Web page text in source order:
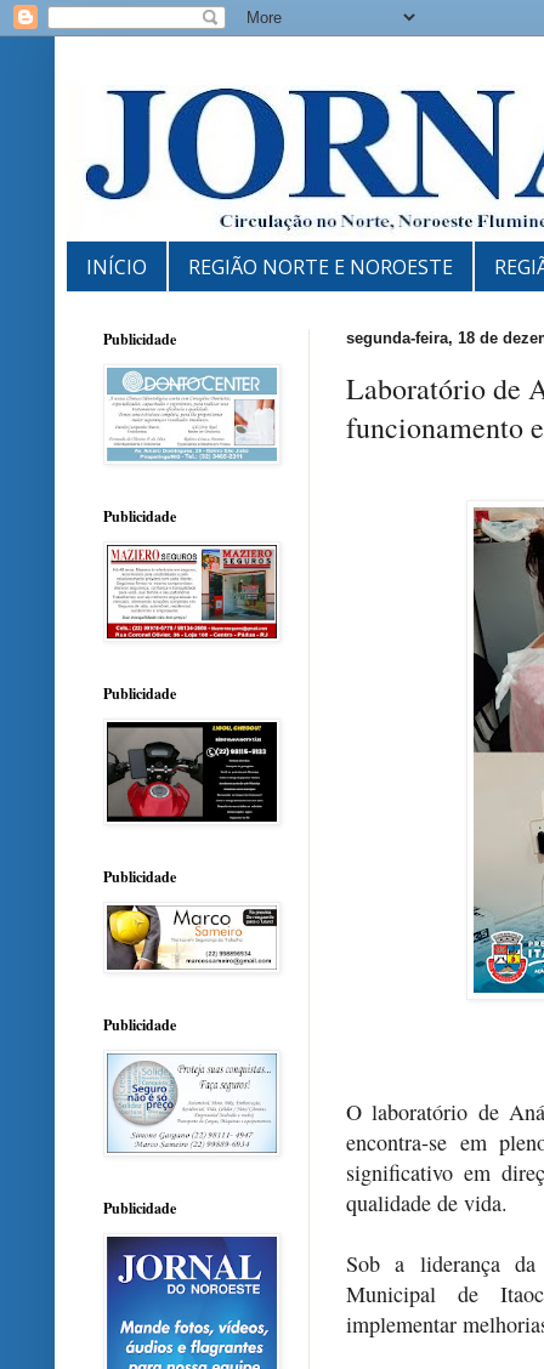
INÍCIO REGIÃO NORTE E NOROESTE
segunda-feira, 18 de
Laboratório de
funcionamento
O laboratório de
encontra-se em
significativo em
qualidade de vida.
Sob a liderança da
Municipal de
implementar
Publicidade
Publicidade
Publicidade
Publicidade
Publicidade
Publicidade